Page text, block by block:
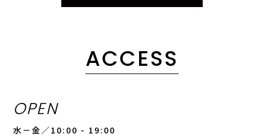
ACCESS
OPEN
水－金／10:00 - 19:00